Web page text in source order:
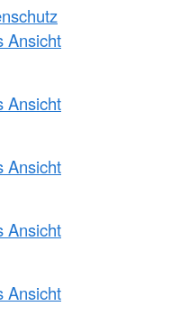
Ansicht
Ansicht
Ansicht
Ansicht
Ansicht